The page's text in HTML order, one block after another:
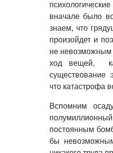
вначале было
знаем, что
произойдет и
не невозможным
ход вещей,
существование
что катастрофа
Вспомним
постоянным
бы